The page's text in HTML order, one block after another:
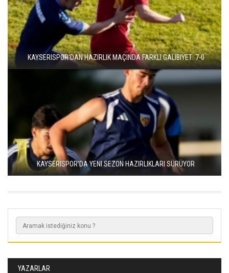
KAYSERISPOR'DAN HAZIRLIK MAÇINDA FARKLI GALIBIYET: 7-0
KAYSERISPOR’DA YENI SEZON HAZIRLIKLARI SÜRÜYOR
YAZARLAR